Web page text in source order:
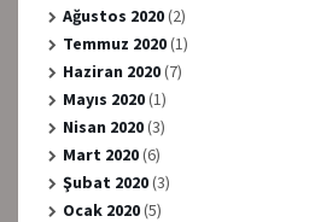
Ağustos 2020(2)
Temmuz 2020(1)
Haziran 2020(7)
Mayıs 2020(1)
Nisan 2020(3)
Mart 2020(6)
Şubat 2020(3)
Ocak 2020(5)